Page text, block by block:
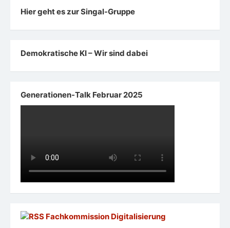
Hier geht es zur Singal-Gruppe
Demokratische KI – Wir sind dabei
Generationen-Talk Februar 2025
Fachkommission Digitalisierung